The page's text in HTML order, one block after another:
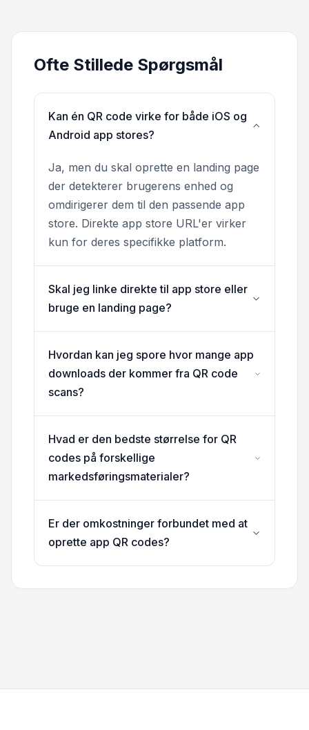
Ofte Stillede Spørgsmål
Kan én QR code virke for både iOS og
Android app stores?
Ja, men du skal oprette en landing page
der detekterer brugerens enhed og
omdirigerer dem til den passende app
store. Direkte app store URL'er virker
kun for deres specifikke platform.
Skal jeg linke direkte til app store eller
bruge en landing page?
Hvordan kan jeg spore hvor mange app
downloads der kommer fra QR code
scans?
Hvad er den bedste størrelse for QR
codes på forskellige
markedsføringsmaterialer?
Er der omkostninger forbundet med at
oprette app QR codes?